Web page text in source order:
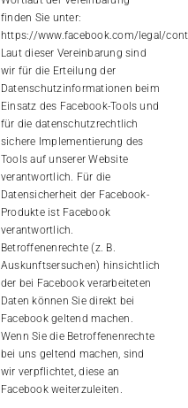
finden Sie unter:
https://www.facebook.com/legal/
Laut dieser Vereinbarung sind
wir für die Erteilung der
Datenschutzinformationen beim
Einsatz des Facebook-Tools und
für die datenschutzrechtlich
sichere Implementierung des
Tools auf unserer Website
verantwortlich. Für die
Datensicherheit der Facebook-
Produkte ist Facebook
verantwortlich.
Betroffenenrechte (z. B.
Auskunftsersuchen) hinsichtlich
der bei Facebook verarbeiteten
Daten können Sie direkt bei
Facebook geltend machen.
Wenn Sie die Betroffenenrechte
bei uns geltend machen, sind
wir verpflichtet, diese an
Facebook weiterzuleiten.